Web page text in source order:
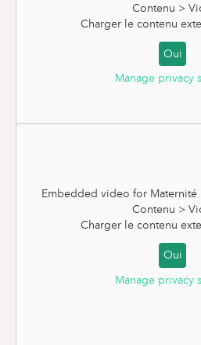
Contenu >
Charger le contenu
Oui
Manage privacy
Embedded video for
Contenu >
Charger le contenu
Oui
Manage privacy